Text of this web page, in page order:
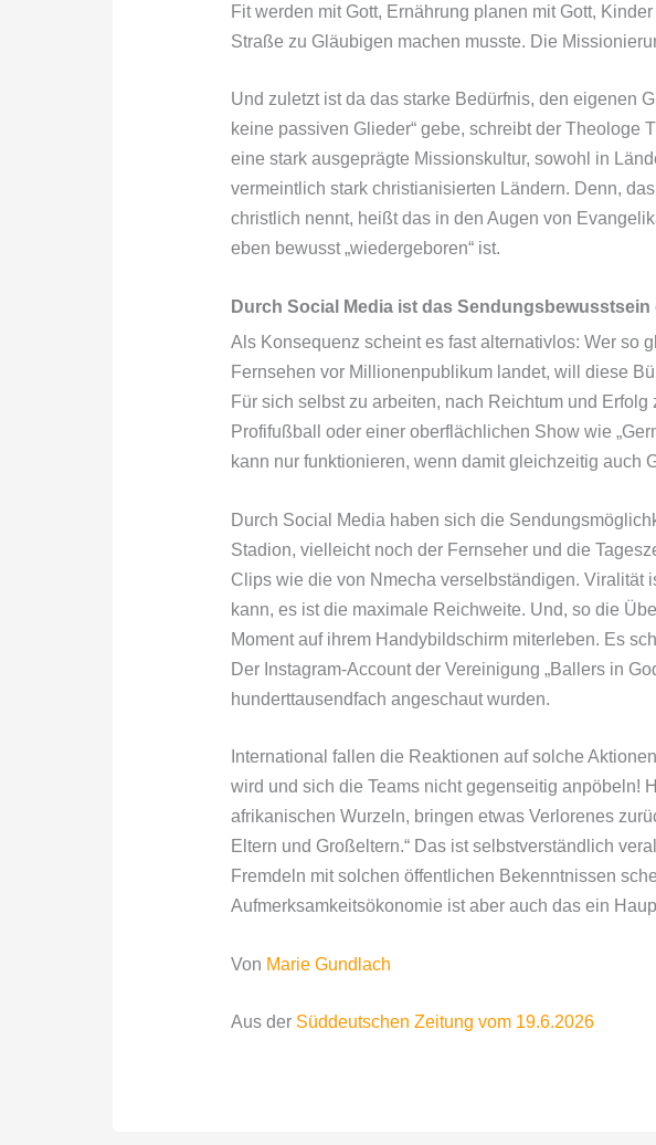
Fit werden mit Gott, Ernährung planen mit Gott,
Straße zu Gläubigen machen musste. Die
Und zuletzt ist da das starke Bedürfnis, den eigenen
keine passiven Glieder“ gebe, schreibt der Theologe
eine stark ausgeprägte Missionskultur, sowohl in
vermeintlich stark christianisierten Ländern. Denn,
christlich nennt, heißt das in den Augen von
eben bewusst „wiedergeboren“ ist.
Durch Social Media ist das
Als Konsequenz scheint es fast alternativlos: Wer so
Fernsehen vor Millionenpublikum landet, will diese
Für sich selbst zu arbeiten, nach Reichtum und
Profifußball oder einer oberflächlichen Show wie
kann nur funktionieren, wenn damit gleichzeitig auch
Durch Social Media haben sich die
Stadion, vielleicht noch der Fernseher und die
Clips wie die von Nmecha verselbständigen. Viralität
kann, es ist die maximale Reichweite. Und, so die
Moment auf ihrem Handybildschirm miterleben. Es
Der Instagram-Account der Vereinigung „Ballers in
hunderttausendfach angeschaut wurden.
International fallen die Reaktionen auf solche
wird und sich die Teams nicht gegenseitig anpöbeln!
afrikanischen Wurzeln, bringen etwas Verlorenes
Eltern und Großeltern.“ Das ist selbstverständlich
Fremdeln mit solchen öffentlichen Bekenntnissen
Aufmerksamkeitsökonomie ist aber auch das ein
Von Marie Gundlach
Aus der Süddeutschen Zeitung vom 19.6.2026